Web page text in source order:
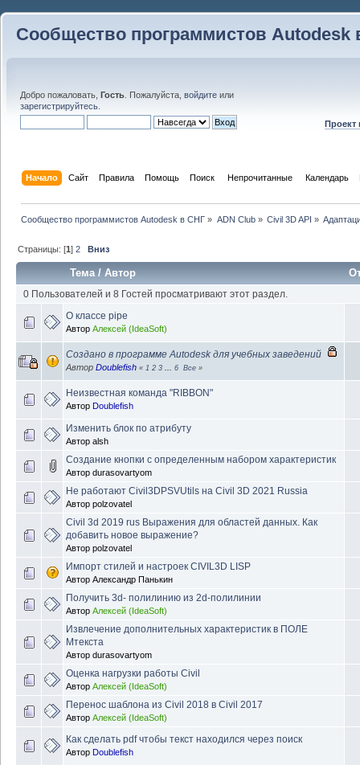
Сообщество программистов Autodesk
Добро пожаловать, Гость . Пожалуйста, войдите или
зарегистрируйтесь
Проект
Начало Сайт Правила Помощь Поиск Непрочитанные Календарь
Сообщество программистов Autodesk в СНГ » ADN Club» Civil 3D API »
Страницы: [1]2 Вниз
Тема/Автор
0 Пользователей и 8 Гостей просматривают этот раздел.
О классе pipe
Автор Алексей (IdeaSoft)
Создано в программе Autodesk для учебных заведений
Автор Doublefish « 1 2 3 6 Все »
Неизвестная команда "RIBBON"
Автор Doublefish
Изменить блок по атрибуту
Автор alsh
Создание кнопки с определенным набором характеристик
Автор durasovartyom
Не работают Civil3DPSVUtils на Civil 3D 2021 Russia
Автор polzovatel
Civil 3d 2019 rus Выражения для областей данных. Как
добавить новое выражение?
Автор polzovatel
Импорт стилей и настроек CIVIL3D LISP
Автор Александр Панькин
Получить 3d- полилинию из 2d-полилинии
Автор Алексей (IdeaSoft)
Извлечение дополнительных характеристик в ПОЛЕ
Мтекста
Автор durasovartyom
Оценка нагрузки работы Civil
Автор Алексей (IdeaSoft)
Перенос шаблона из Civil 2018 в Civil 2017
Автор Алексей (IdeaSoft)
Как сделать pdf чтобы текст находился через поиск
Автор Doublefish